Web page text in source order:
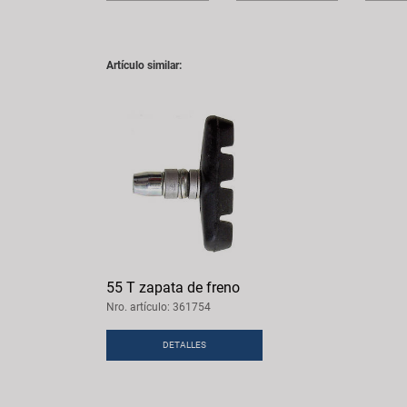
Artículo similar:
55 T zapata de freno
Nro. artículo: 361754
DETALLES